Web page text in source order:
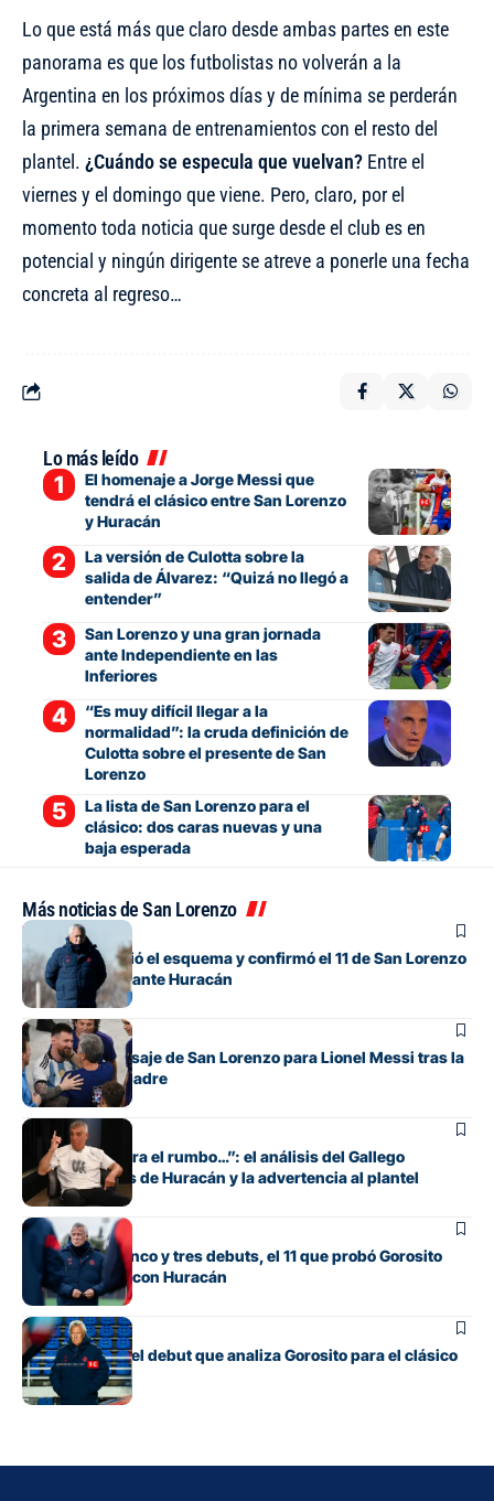
Lo que está más que claro desde ambas partes en este
panorama es que los futbolistas no volverán a la
Argentina en los próximos días y de mínima se perderán
la primera semana de entrenamientos con el resto del
plantel. ¿Cuándo se especula que vuelvan? Entre el
viernes y el domingo que viene. Pero, claro, por el
momento toda noticia que surge desde el club es en
potencial y ningún dirigente se atreve a ponerle una fecha
concreta al regreso…
Lo más leído
El homenaje a Jorge Messi que
tendrá el clásico entre San Lorenzo
y Huracán
La versión de Culotta sobre la
salida de Álvarez: “Quizá no llegó a
entender”
San Lorenzo y una gran jornada
ante Independiente en las
Inferiores
“Es muy difícil llegar a la
normalidad”: la cruda definición de
Culotta sobre el presente de San
Lorenzo
La lista de San Lorenzo para el
clásico: dos caras nuevas y una
baja esperada
Más noticias de San Lorenzo
Fútbol
Gorosito cambió el esquema y confirmó el 11 de San Lorenzo
para el clásico ante Huracán
Fútbol
El sentido mensaje de San Lorenzo para Lionel Messi tras la
muerte de su padre
Fútbol
“Si no encuentra el rumbo…”: el análisis del Gallego
González antes de Huracán y la advertencia al plantel
Fútbol
Con línea de cinco y tres debuts, el 11 que probó Gorosito
para el clásico con Huracán
Fútbol
Los cambios y el debut que analiza Gorosito para el clásico
con Huracán